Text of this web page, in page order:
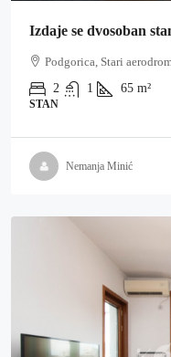
Izdaje se dvosoban
Podgorica, Stari
2
1 65 m²
STAN
Nemanja Minić